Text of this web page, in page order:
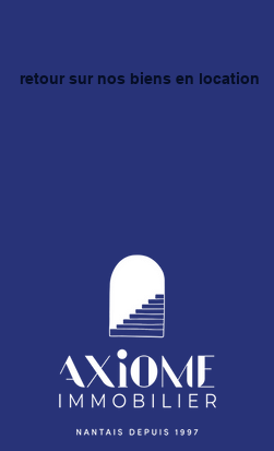
retour sur nos biens en location